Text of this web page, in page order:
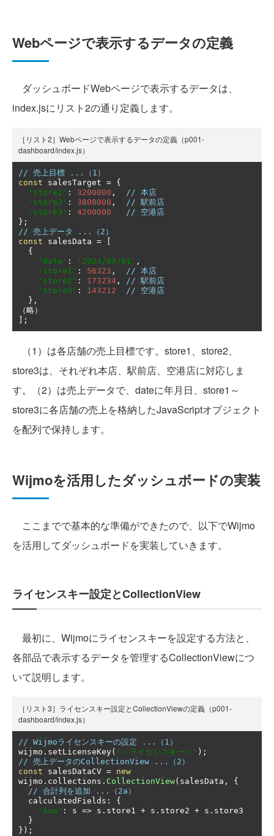
Webページで表示するデータの定義
ダッシュボードWebページで表示するデータは、
index.jsにリスト2の通り定義します。
［リスト2］Webページで表示するデータの定義（p001-
dashboard/index.js）
// 売上目標 ...（1）
const salesTarget = {
'store1' : 3200000 ,
// 本店
'store2' : 3800000 ,
// 駅前店
'store3' : 4200000
// 空港店
};
// 売上データ ...（2）
const salesData =
{
'date' : '2024/03/01' ,
'store1' : 56323 ,
// 本店
'store2' : 173234 ,
// 駅前店
'store3' : 143212
// 空港店
},
（略）
];
（1）は各店舗の売上目標です。store1、store2、
store3は、それぞれ本店、駅前店、空港店に対応しま
す。（2）は売上データで、dateに年月日、store1～
store3に各店舗の売上を格納したJavaScriptオブジェクト
を配列で保持します。
Wijmoを活用したダッシュボードの実装
ここまでで基本的な準備ができたので、以下でWijmo
を活用してダッシュボードを実装していきます。
ライセンスキー設定とCollectionView
最初に、Wijmoにライセンスキーを設定する方法と、
各部品で表示するデータを管理するCollectionViewにつ
いて説明します。
［リスト3］ライセンスキー設定とCollectionViewの定義（p001-
dashboard/index.js）
// Wijmoライセンスキーの設定 ...（1）
wijmo . setLicenseKey( '＜ライセンスキー＞' );
// 売上データのCollectionView ...（2）
const salesDataCV = new
wijmo . collections . CollectionView( salesData ,
{
// 合計列を追加 ...（2a）
  calculatedFields
:
{
'sum' : s => s . store1 + s . store2 + s . store3
}
});